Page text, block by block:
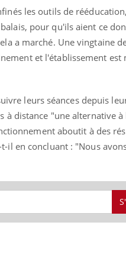
les outils de
pour qu'ils aient ce
a marché. Une vingtaine
et l'établissement est
leurs séances depuis
à distance "une alternative à
aboutit à des
il en concluant : "Nous
Youtube
Eczéma Chronique
rythme de vie ! Vacances,
soleil, activités en plein
sont ...